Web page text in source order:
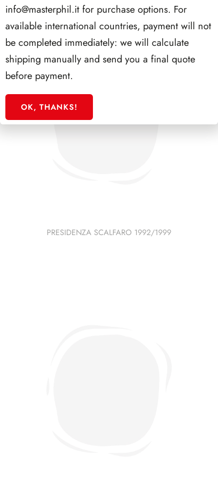
PRESIDENZA SCALFARO 1992/1999
info@masterphil.it for purchase options. For
available international countries, payment will not
be completed immediately: we will calculate
shipping manually and send you a final quote
before payment.
OK, THANKS!